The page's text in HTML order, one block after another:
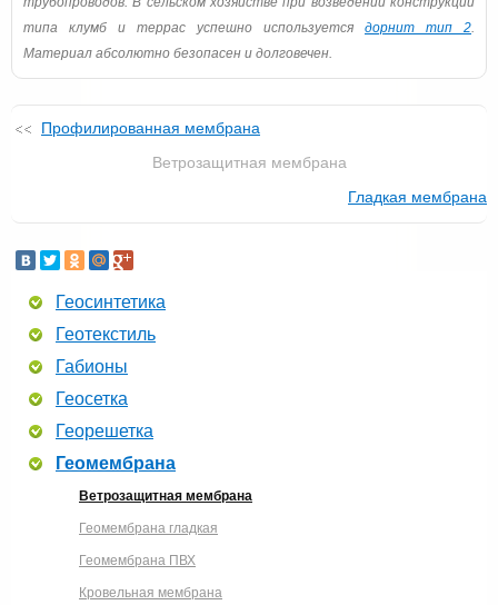
типа клумб и террас успешно используется дорнит тип 2.
Материал абсолютно безопасен и долговечен.
Профилированная мембрана
Ветрозащитная мембрана
Гладкая мембрана
Геосинтетика
Геотекстиль
Габионы
Геосетка
Георешетка
Геомембрана
Ветрозащитная мембрана
Геомембрана гладкая
Геомембрана ПВХ
Кровельная мембрана